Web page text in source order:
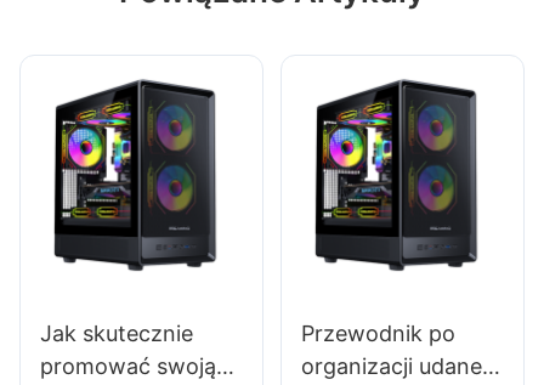
Jak skutecznie
promować swoją
Przewodnik po
organizacji udanej